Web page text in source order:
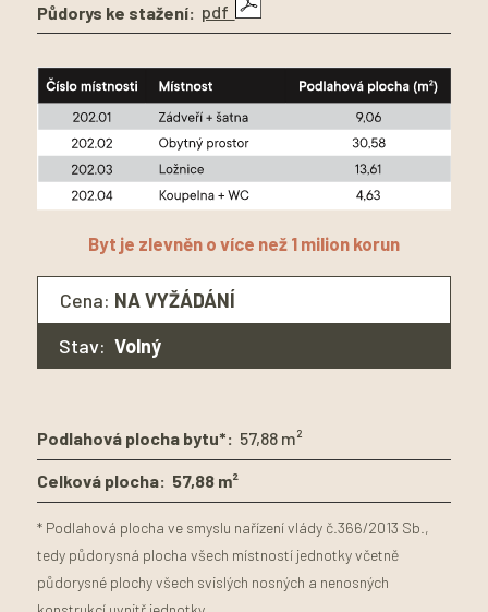
Půdorys ke stažení: pdf
Byt je zlevněn o více než 1 milion korun
Cena: NA VYŽÁDÁNÍ
Stav: Volný
Podlahová plocha bytu*: 57,88 m²
Celková plocha: 57,88 m²
* Podlahová plocha ve smyslu nařízení vlády č.366/2013 Sb.,
tedy půdorysná plocha všech místností jednotky včetně
půdorysné plochy všech svislých nosných a nenosných